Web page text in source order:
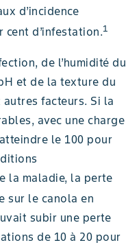
d’incidence
d’infestation.1
de l’humidité du
et de la texture du
facteurs. Si la
avec une charge
le 100 pour
la maladie, la perte
sur le canola en
subir une perte
de 10 à 20 pour